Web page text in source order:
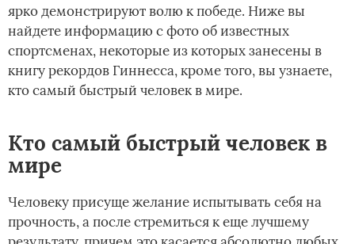
ярко демонстрируют волю к победе. Ниже вы
найдете информацию с фото об известных
спортсменах, некоторые из которых занесены в
книгу рекордов Гиннесса, кроме того, вы узнаете,
кто самый быстрый человек в мире.
Кто самый быстрый человек в
мире
Человеку присуще желание испытывать себя на
прочность, а после стремиться к еще лучшему